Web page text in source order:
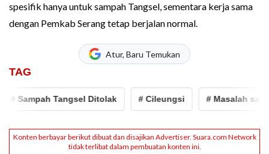
spesifik hanya untuk sampah Tangsel, sementara kerja sama
dengan Pemkab Serang tetap berjalan normal.
Atur, Baru Temukan
TAG
Tangsel Ditolak # Cileungsi # Masalah sampah